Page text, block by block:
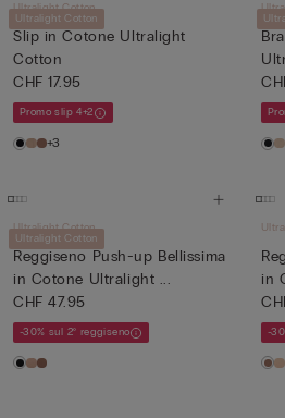
Ultralight Cotton
Ultralight Cotton
Slip in Cotone Ultralight
Cotton
CHF 17.95
Promo slip 4+2
+3
Ultralight Cotton
Ultralight Cotton
Reggiseno Push-up Bellissima
in Cotone Ultralight ...
CHF 47.95
-30% sul 2° reggiseno
in
-